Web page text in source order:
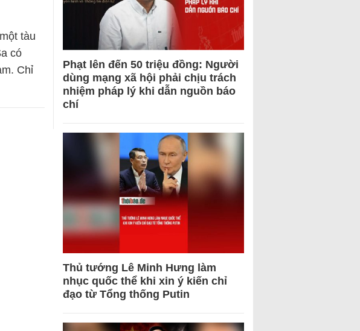
tàu
có
Chỉ
Phạt lên đến 50 triệu đồng: Người
dùng mạng xã hội phải chịu trách
nhiệm pháp lý khi dẫn nguồn báo
chí
Thủ tướng Lê Minh Hưng làm
nhục quốc thể khi xin ý kiến chỉ
đạo từ Tổng thống Putin